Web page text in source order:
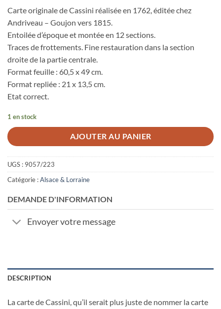
Carte originale de Cassini réalisée en 1762, éditée chez
Andriveau – Goujon vers 1815.
Entoilée d’époque et montée en 12 sections.
Traces de frottements. Fine restauration dans la section
droite de la partie centrale.
Format feuille : 60,5 x 49 cm.
Format repliée : 21 x 13,5 cm.
Etat correct.
1 en stock
AJOUTER AU PANIER
UGS : 9057/223
Catégorie :Alsace & Lorraine
DEMANDE D'INFORMATION
Envoyer votre message
DESCRIPTION
La carte de Cassini, qu’il serait plus juste de nommer la carte